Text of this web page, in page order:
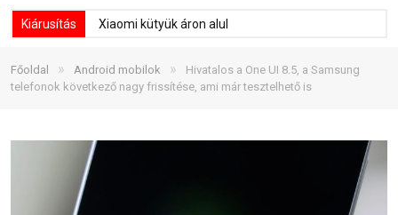
Kiárusítás Xiaomi kütyük áron alul
Főoldal » Android mobilok »
Hivatalos a One UI 8.5, a Samsung
telefonok következő nagy frissítése, ami már tesztelhető is